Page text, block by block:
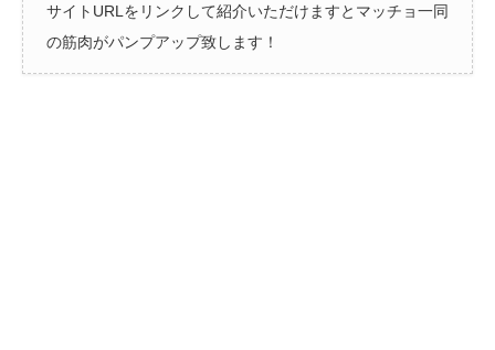
サイトURLをリンクして紹介いただけますとマッチョ一同
の筋肉がパンプアップ致します！